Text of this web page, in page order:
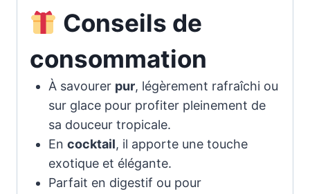
Conseils de
consommation
À savourer pur, légèrement rafraîchi ou
sur glace pour profiter pleinement de
sa douceur tropicale.
En cocktail, il apporte une touche
exotique et élégante.
Parfait en digestif ou pour